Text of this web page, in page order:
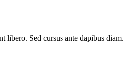
libero. Sed cursus ante dapibus